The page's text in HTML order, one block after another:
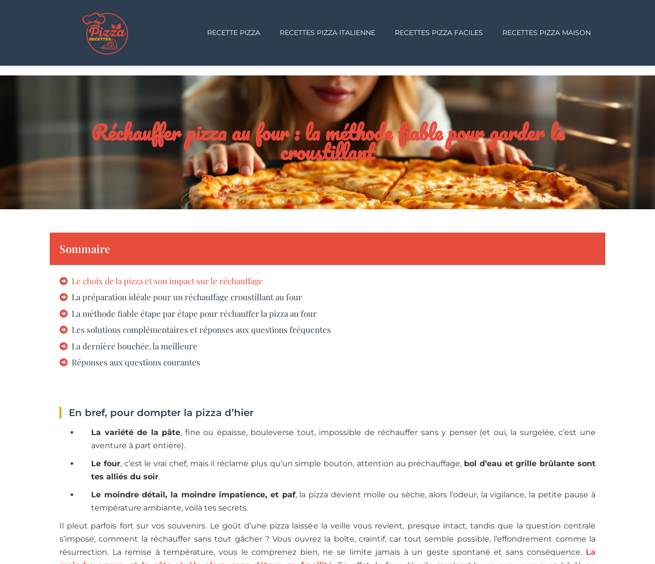
RECETTE PIZZA RECETTES PIZZA ITALIENNE RECETTES PIZZA FACILES RECETTES PIZZA MAISON
Réchauffer pizza au four : la méthode fiable pour garder le
croustillant
Sommaire
Le choix de la pizza et son impact sur le réchauffage
La préparation idéale pour un réchauffage croustillant au four
La méthode fiable étape par étape pour réchauffer la pizza au four
Les solutions complémentaires et réponses aux questions fréquentes
La dernière bouchée, la meilleure
Réponses aux questions courantes
En bref, pour dompter la pizza d’hier
La variété de la pâte, fine ou épaisse, bouleverse tout, impossible de réchauffer sans y penser (et oui, la surgelée, c’est une
aventure à part entière).
Le four, c’est le vrai chef, mais il réclame plus qu’un simple bouton, attention au préchauffage, bol d’eau et grille brûlante sont
tes alliés du soir.
Le moindre détail, la moindre impatience, et paf, la pizza devient molle ou sèche, alors l’odeur, la vigilance, la petite pause à
température ambiante, voilà tes secrets.
Il pleut parfois fort sur vos souvenirs. Le goût d’une pizza laissée la veille vous revient, presque intact, tandis que la question centrale
s’impose, comment la réchauffer sans tout gâcher ? Vous ouvrez la boîte, craintif, car tout semble possible, l’effondrement comme la
résurrection. La remise à température, vous le comprenez bien, ne se limite jamais à un geste spontané et sans conséquence. La